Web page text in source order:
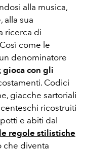
alla musica,
alla sua
ricerca di
come le
denominatore
gioca con gli
Codici
giacche sartoriali
ricostruiti
e abiti dal
regole stilistiche
che diventa